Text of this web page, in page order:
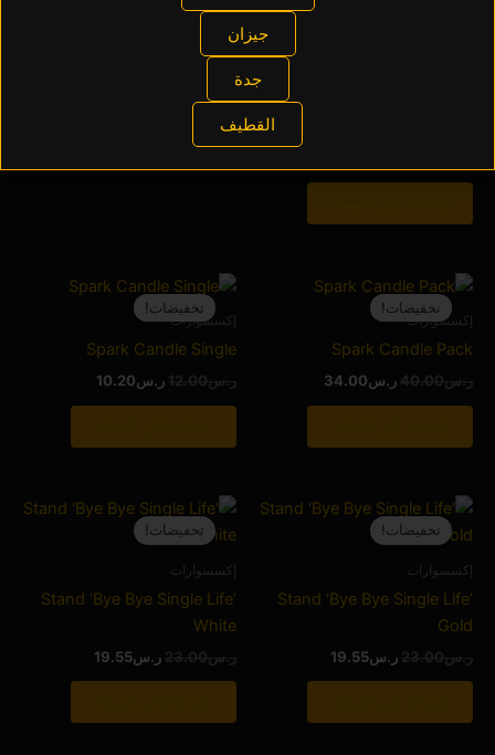
إضافة إلى السلة
تخفيضات!
إكسسوارات
Spark Candle Pack
ر.س40.00
السعر
الأصلي
هو:
ر.س34.00
السعر
تخفيضات!
إكسسوارات
Spark Candle Single
ر.س12.00
السعر
الأصلي
هو:
ر.س10.20
السعر
الحالي
تخفيضات!
إكسسوارات
Stand ‘Bye Bye Single Life’
Gold
ر.س23.00
السعر
الأصلي
هو:
ر.س19.55
السعر
الحالي
تخفيضات!
إكسسوارات
Stand ‘Bye Bye Single Life’
White
ر.س23.00
السعر
الأصلي
هو:
ر.س19.55
السعر
الحالي
جيزان
جدة
القطيف